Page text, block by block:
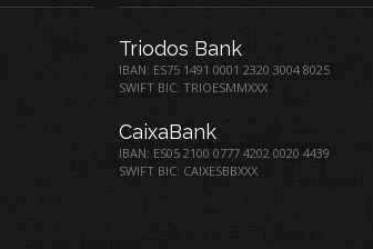
Triodos Bank
IBAN: ES75 1491 0001 2320 3004 8025
SWIFT BIC: TRIOESMMXXX
CaixaBank
IBAN: ES05 2100 0777 4202 0020 4439
SWIFT BIC: CAIXESBBXXX